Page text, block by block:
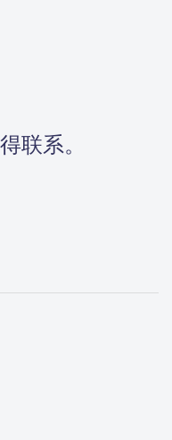
联系。